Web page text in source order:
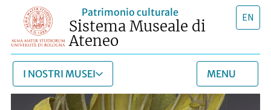
Patrimonio culturale
Sistema Museale di
Ateneo
EN
MENU
I NOSTRI MUSEI